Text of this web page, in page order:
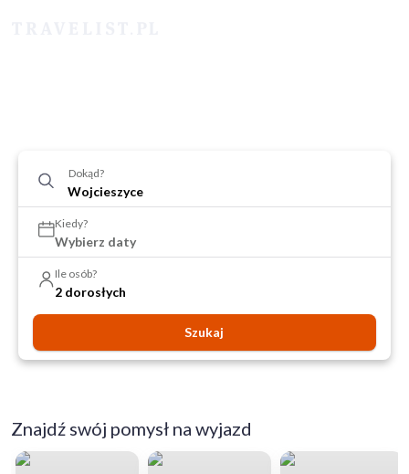
Dokąd?
Kiedy?
Wybierz daty
Ile osób?
2 dorosłych
Szukaj
Znajdź swój pomysł na wyjazd